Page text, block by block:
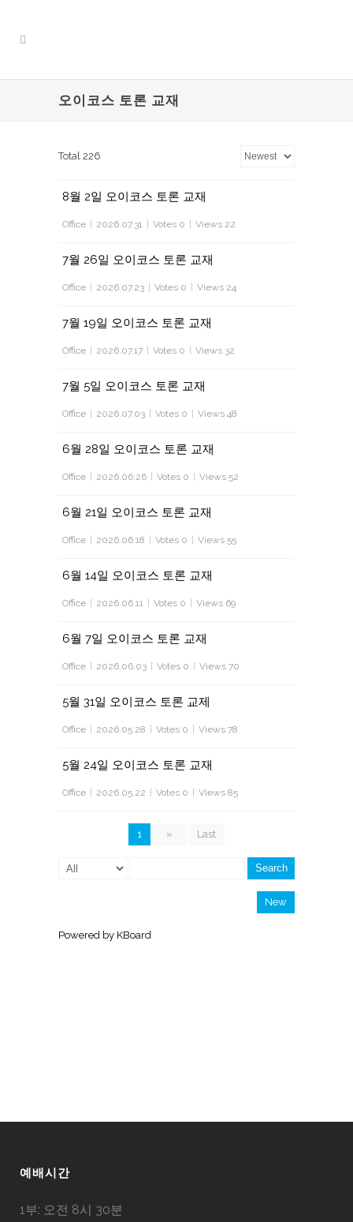
오이코스 토론 교재
Total 226
8월 2일 오이코스 토론 교재
Office 2026.07.31 Votes 0 Views 22
7월 26일 오이코스 토론 교재
Office 2026.07.23 Votes 0 Views 24
7월 19일 오이코스 토론 교재
Office 2026.07.17 Votes 0 Views 32
7월 5일 오이코스 토론 교재
Office 2026.07.03 Votes 0 Views 48
6월 28일 오이코스 토론 교재
Office 2026.06.26 Votes 0 Views 52
6월 21일 오이코스 토론 교재
Office 2026.06.18 Votes 0 Views 55
6월 14일 오이코스 토론 교재
Office 2026.06.11 Votes 0 Views 69
6월 7일 오이코스 토론 교재
Office 2026.06.03 Votes 0 Views 70
5월 31일 오이코스 토론 교제
Office 2026.05.28 Votes 0 Views 78
5월 24일 오이코스 토론 교재
Office 2026.05.22 Votes 0 Views 85
1 » Last
Search
New
Powered by KBoard
예배시간
1부: 오전 8시 30분